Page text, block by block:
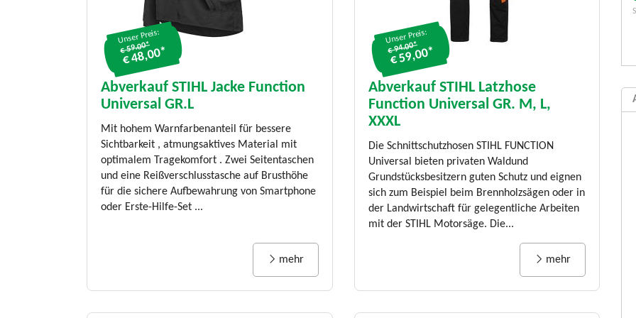
Unser Preis:
€ 59.00*
€ 48,00*
Abverkauf STIHL Jacke Function
Universal GR.L
Mit hohem Warnfarbenanteil für bessere
Sichtbarkeit , atmungsaktives Material mit
optimalem Tragekomfort . Zwei Seitentaschen
und eine Reißverschlusstasche auf Brusthöhe
für die sichere Aufbewahrung von Smartphone
oder Erste-Hilfe-Set ...
mehr
Unser Preis:
€ 94.00*
€ 59,00*
Abverkauf STIHL Latzhose
Function Universal GR. M, L,
XXXL
Die Schnittschutzhosen STIHL FUNCTION
Universal bieten privaten Waldund
Grundstücksbesitzern guten Schutz und eignen
sich zum Beispiel beim Brennholzsägen oder in
der Landwirtschaft für gelegentliche Arbeiten
mit der STIHL Motorsäge. Die...
mehr
€ 239.00*